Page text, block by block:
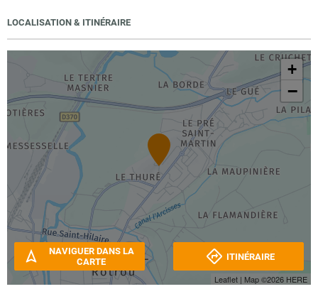
LOCALISATION & ITINÉRAIRE
+
−
Leaflet | Map ©2026 HERE
NAVIGUER DANS LA
CARTE
ITINÉRAIRE